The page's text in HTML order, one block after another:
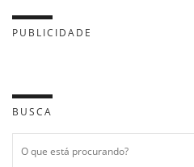
PUBLICIDADE
BUSCA